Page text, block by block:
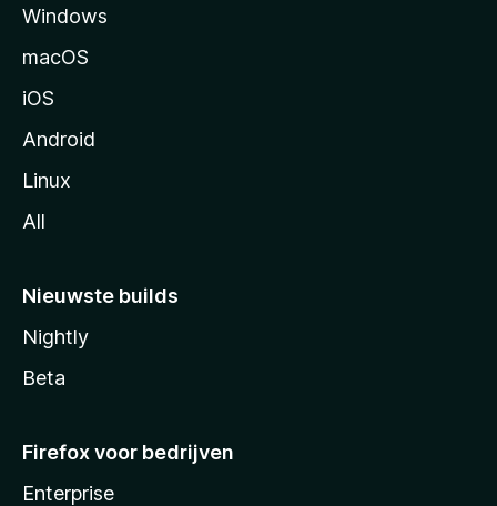
iWindows
macOS
iOS
Android
Linux
All
Nieuwste builds
Nightly
Beta
Firefox voor bedrijven
Enterprise